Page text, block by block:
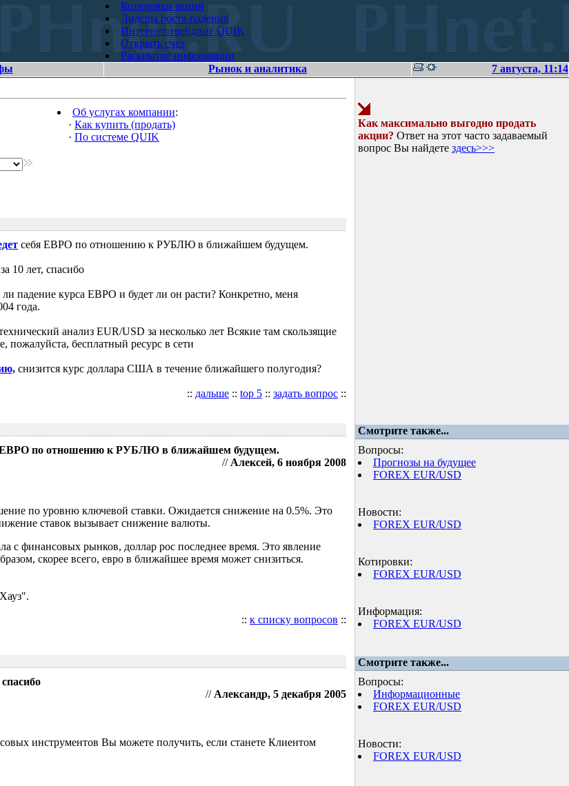
Котировки акций
Лидеры роста-падения
Интернет-трейдинг QUIK
Открыть счет
Раскрытие информации
Рынок и аналитика 7 августа, 11:14
Об услугах компании:
· Как купить (продать)
· По системе QUIK
себя ЕВРО по отношению к РУБЛЮ в ближайшем будущем.
за 10 лет, спасибо
ли падение курса ЕВРО и будет ли он расти? Конкретно, меня
года.
анализ EUR/USD за несколько лет Всякие там скользящие
пожалуйста, бесплатный ресурс в сети
снизится курс доллара США в течение ближайшего полугодия?
:: дальше :: top 5 :: задать вопрос ::
Как максимально выгодно продать
акции? Ответ на этот часто задаваемый
вопрос Вы найдете здесь>>>
Смотрите также...
ЕВРО по отношению к РУБЛЮ в ближайшем будущем.
// Алексей, 6 ноября 2008
по уровню ключевой ставки. Ожидается снижение на 0.5%. Это
ставок вызывает снижение валюты.
с финансовых рынков, доллар рос последнее время. Это явление
скорее всего, евро в ближайшее время может снизиться.
:: к списку вопросов ::
Вопросы:
Прогнозы на будущее
FOREX EUR/USD
Новости:
FOREX EUR/USD
Котировки:
FOREX EUR/USD
Информация:
FOREX EUR/USD
Смотрите также...
// Александр, 5 декабря 2005
инструментов Вы можете получить, если станете Клиентом
Вопросы:
Информационные
FOREX EUR/USD
Новости:
FOREX EUR/USD